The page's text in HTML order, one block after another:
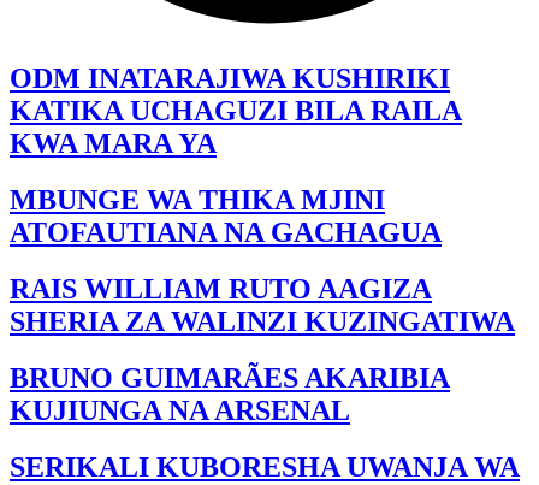
ODM INATARAJIWA KUSHIRIKI
KATIKA UCHAGUZI BILA RAILA
KWA MARA YA
MBUNGE WA THIKA MJINI
ATOFAUTIANA NA GACHAGUA
RAIS WILLIAM RUTO AAGIZA
SHERIA ZA WALINZI KUZINGATIWA
BRUNO GUIMARÃES AKARIBIA
KUJIUNGA NA ARSENAL
SERIKALI KUBORESHA UWANJA WA